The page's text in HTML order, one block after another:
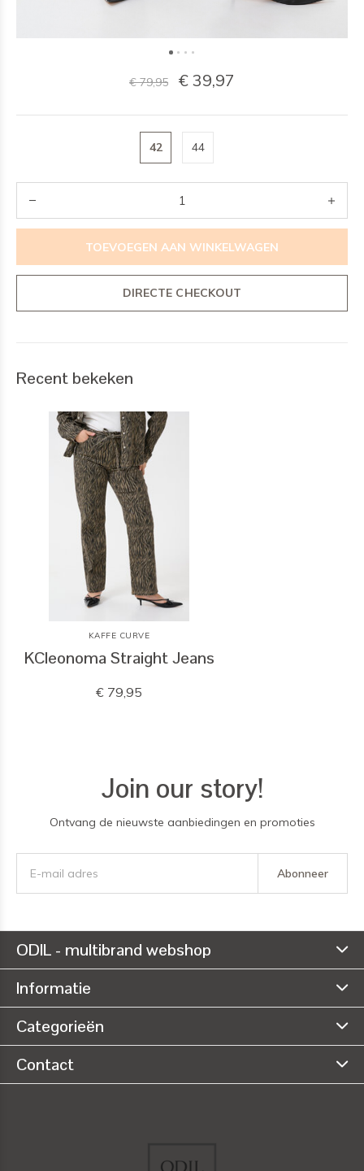
€ 79,95 € 39,97
42 44
TOEVOEGEN AAN WINKELWAGEN
DIRECTE CHECKOUT
Recent bekeken
KAFFE CURVE
KCleonoma Straight Jeans
€ 79,95
Join our story!
Ontvang de nieuwste aanbiedingen en promoties
Abonneer
ODIL - multibrand webshop
Informatie
Categorieën
Contact